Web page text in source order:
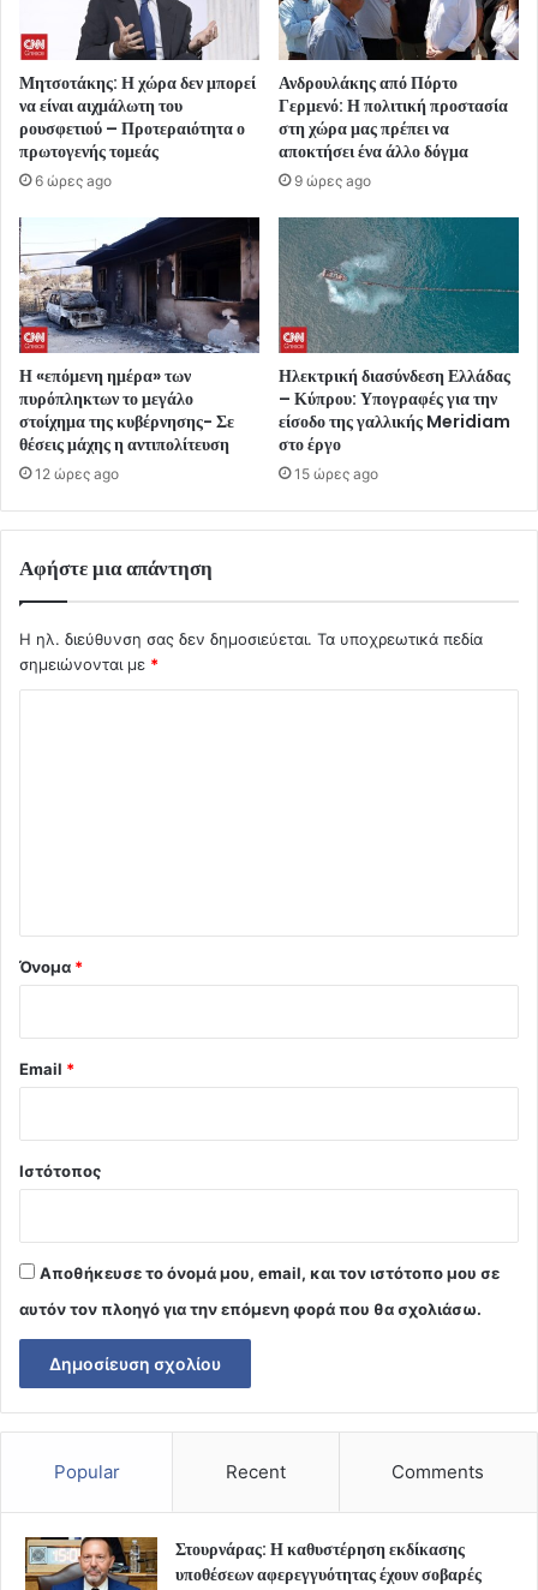
Μητσοτάκης: Η χώρα δεν μπορεί
να είναι αιχμάλωτη του
ρουσφετιού – Προτεραιότητα ο
πρωτογενής τομεάς
6 ώρες ago
Ανδρουλάκης από Πόρτο
Γερμενό: Η πολιτική προστασία
στη χώρα μας πρέπει να
αποκτήσει ένα άλλο δόγμα
9 ώρες ago
Η «επόμενη ημέρα» των
πυρόπληκτων το μεγάλο
στοίχημα της κυβέρνησης- Σε
θέσεις μάχης η αντιπολίτευση
12 ώρες ago
Ηλεκτρική διασύνδεση Ελλάδας
– Κύπρου: Υπογραφές για την
είσοδο της γαλλικής Meridiam
στο έργο
15 ώρες ago
Αφήστε μια απάντηση
Η ηλ. διεύθυνση σας δεν δημοσιεύεται. Τα υποχρεωτικά πεδία
σημειώνονται με *
Όνομα *
Email *
Ιστότοπος
Αποθήκευσε το όνομά μου, email, και τον ιστότοπο μου σε
αυτόν τον πλοηγό για την επόμενη φορά που θα σχολιάσω.
Popular Recent Comments
Στουρνάρας: Η καθυστέρηση εκδίκασης
υποθέσεων αφερεγγυότητας έχουν σοβαρές